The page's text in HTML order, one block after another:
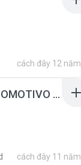
cách đây 12 năm
SUGAR - MARRON 5 SOM AUTOMOTIVO (DJ COTONETE BHZ).mp3
cách đây 11 năm